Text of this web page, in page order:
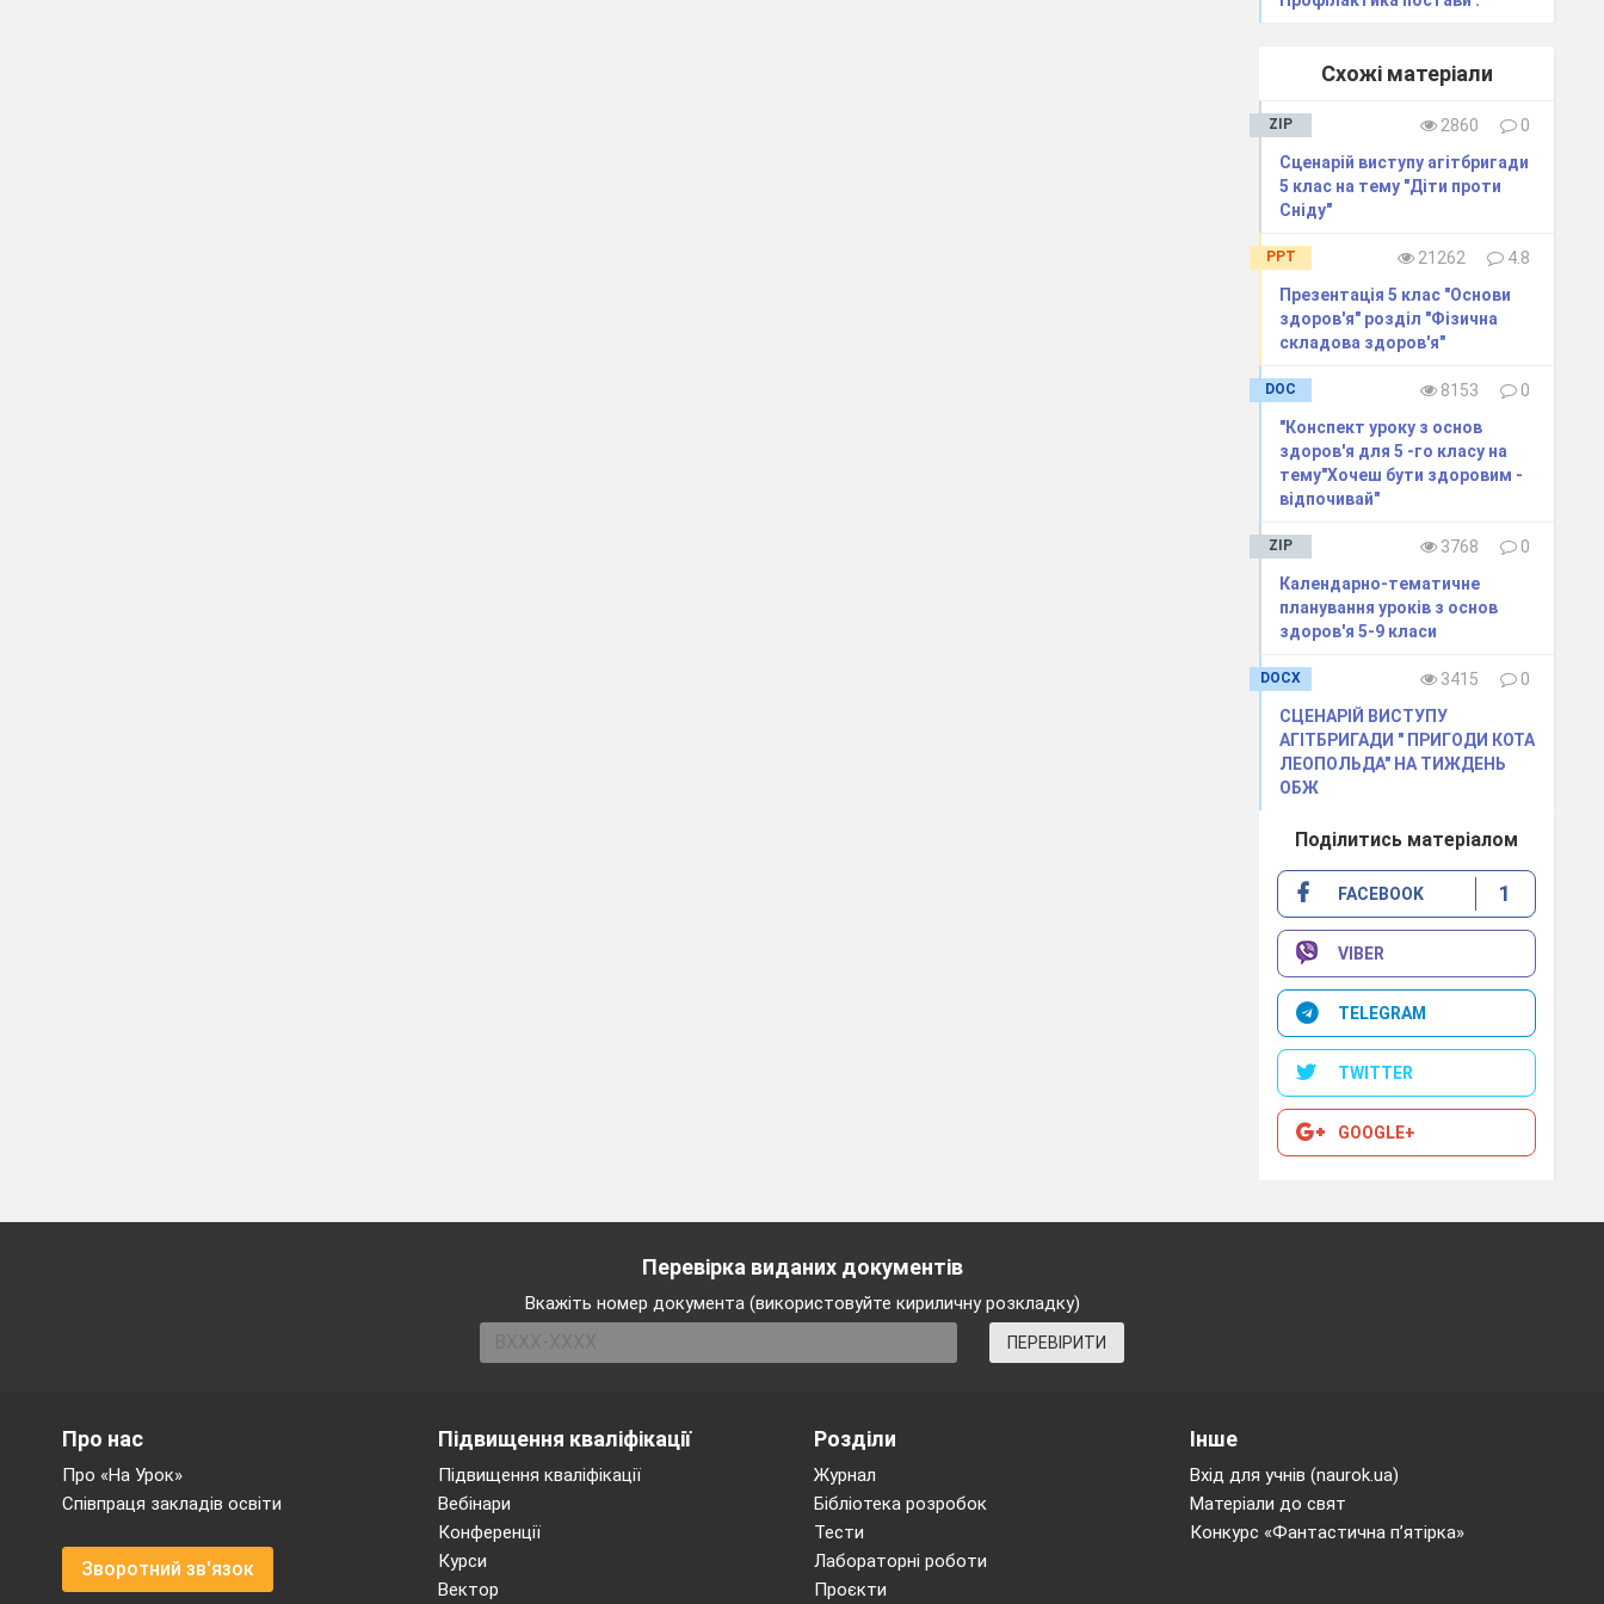
законом пам’яті».);
уведення до харчового раціону риби й горіхів;
розв’язування кросвордів;
з’їздив? Раптом ця дата нагадує чийсь номер телефону? Однак не слід спеціально
вишукувати родинні свята, бо на тестуванні доведеться згадувати ще і їх.
Потрібно запам’ятати формулу - спробуйте прочитати її як слово чи придумайте до
кожної літери формули який-небудь вираз і складіть смішну конструкцію, яка
триматиметься в голові. Чим смішнішою буде асоціація, тим легше її запам’ятати.)
написання шпаргалок (Можна писати шпаргалки! Під час їх написання матеріал
Схожі матеріали
ZIP 2860
0
Сценарій виступу агітбригади
5 клас на тему "Діти проти
Сніду"
PPT 21262
4.8
Презентація 5 клас "Основи
здоров'я" розділ "Фізична
складова здоров'я"
DOC 8153
0
"Конспект уроку з основ
здоров'я для 5 -го класу на
тему"Хочеш бути здоровим -
відпочивай"
ZIP 3768
0
Календарно-тематичне
планування уроків з основ
здоров'я 5-9 класи
DOCX 3415
0
СЦЕНАРІЙ ВИСТУПУ
АГІТБРИГАДИ " ПРИГОДИ КОТА
ЛЕОПОЛЬДА" НА ТИЖДЕНЬ
ОБЖ
Поділитись матеріалом
FACEBOOK 1
VIBER
TELEGRAM
TWITTER
GOOGLE+
Перевірка виданих документів
Вкажіть номер документа (використовуйте кириличну розкладку)
ПЕРЕВІРИТИ
Підвищення кваліфікації
Підвищення кваліфікації
Вебінари
Конференції
Курси
Вектор
Розділи
Журнал
Бібліотека розробок
Тести
Лабораторні роботи
Проєкти
Про нас
Про «На Урок»
Співпраця закладів освіти
Зворотний зв'язок
Інше
Вхід для учнів (naurok.ua)
Матеріали до свят
Конкурс «Фантастична п’ятірка»